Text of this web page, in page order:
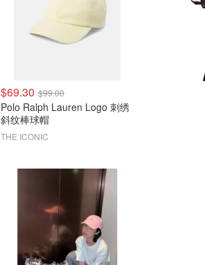
$69.30 $99.00
Polo Ralph Lauren Logo 刺绣
斜纹棒球帽
THE ICONIC